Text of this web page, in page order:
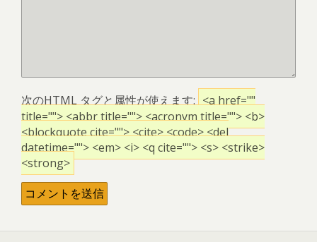
次のHTML タグと属性が使えます: <a href=""
title=""> <abbr title=""> <acronym title=""> <b>
<blockquote cite=""> <cite> <code> <del
datetime=""> <em> <i> <q cite=""> <s> <strike>
<strong>